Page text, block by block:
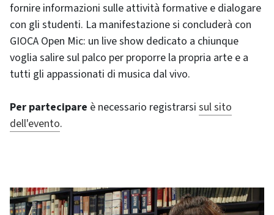
fornire informazioni sulle attività formative e dialogare
con gli studenti. La manifestazione si concluderà con
GIOCA Open Mic: un live show dedicato a chiunque
voglia salire sul palco per proporre la propria arte e a
tutti gli appassionati di musica dal vivo.
Per partecipare è necessario registrarsi sul sito
dell'evento.